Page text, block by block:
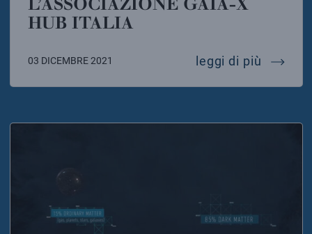
HUB ITALIA
03 DICEMBRE 2021 leggi di più